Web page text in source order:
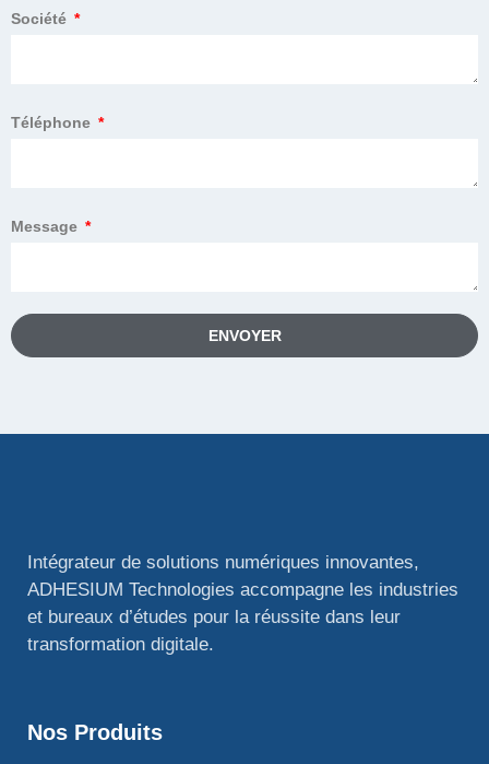
Société
Téléphone
Message
ENVOYER
Intégrateur de solutions numériques innovantes,
ADHESIUM Technologies accompagne les industries
et bureaux d’études pour la réussite dans leur
transformation digitale.
Nos Produits